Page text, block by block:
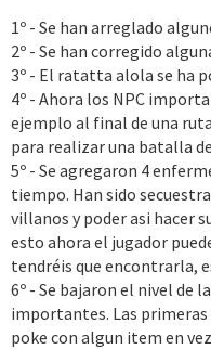
c
i
o
1º - Se han arreglado
2º - Se han corregido
3º - El ratatta alola se ha
4º - Ahora los NPC
ejemplo al final de una
para realizar una batalla
5º - Se agregaron 4
tiempo. Han sido
villanos y poder asi hacer
esto ahora el jugador
tendréis que encontrarla,
6º - Se bajaron el nivel de
importantes. Las
poke con algun item en